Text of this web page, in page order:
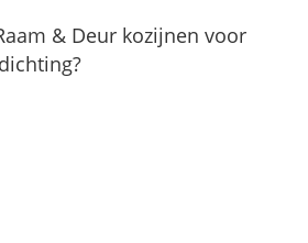
& Deur kozijnen voor